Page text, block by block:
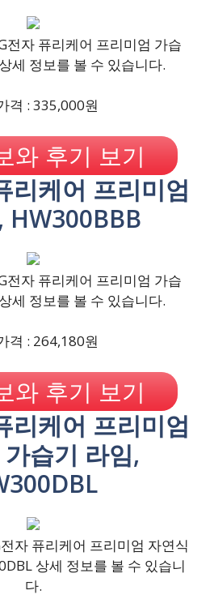
전자 퓨리케어 프리미엄 가습
세 정보를 볼 수 있습니다.
격 : 335,000원
와 후기 보기
리케어 프리미엄
HW300BBB
전자 퓨리케어 프리미엄 가습
세 정보를 볼 수 있습니다.
격 : 264,180원
와 후기 보기
리케어 프리미엄
습기 라임,
자 퓨리케어 프리미엄 자연식
상세 정보를 볼 수 있습니
다.